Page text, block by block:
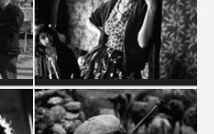
GITANS